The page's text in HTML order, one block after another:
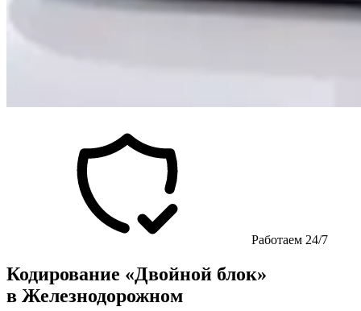
Работаем 24/7
Кодирование «Двойной блок»
в Железнодорожном